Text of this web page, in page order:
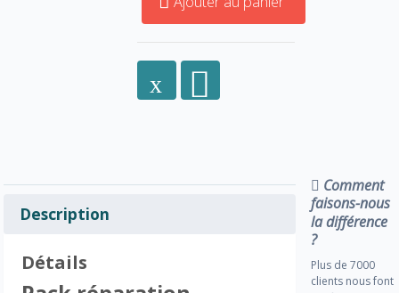
Description
Détails
Comment
faisons-nous
la différence
?
Plus de 7000
clients nous font